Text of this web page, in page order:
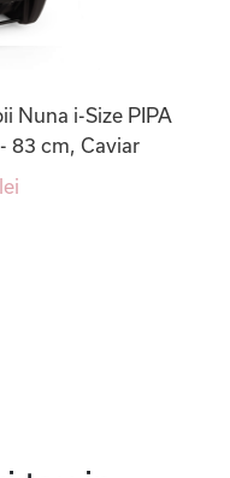
Nuna i-Size PIPA
83 cm, Caviar